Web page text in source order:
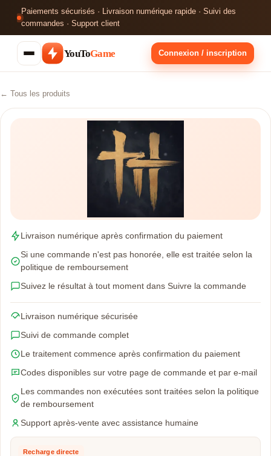
Paiements sécurisés · Livraison numérique rapide · Suivi des
commandes · Support client
YouToGame Connexion / inscription
← Tous les produits
Livraison numérique après confirmation du paiement
Si une commande n'est pas honorée, elle est traitée selon la
politique de remboursement
Suivez le résultat à tout moment dans Suivre la commande
Livraison numérique sécurisée
Suivi de commande complet
Le traitement commence après confirmation du paiement
Codes disponibles sur votre page de commande et par e-mail
Les commandes non exécutées sont traitées selon la politique
de remboursement
Support après-vente avec assistance humaine
Recharge directe